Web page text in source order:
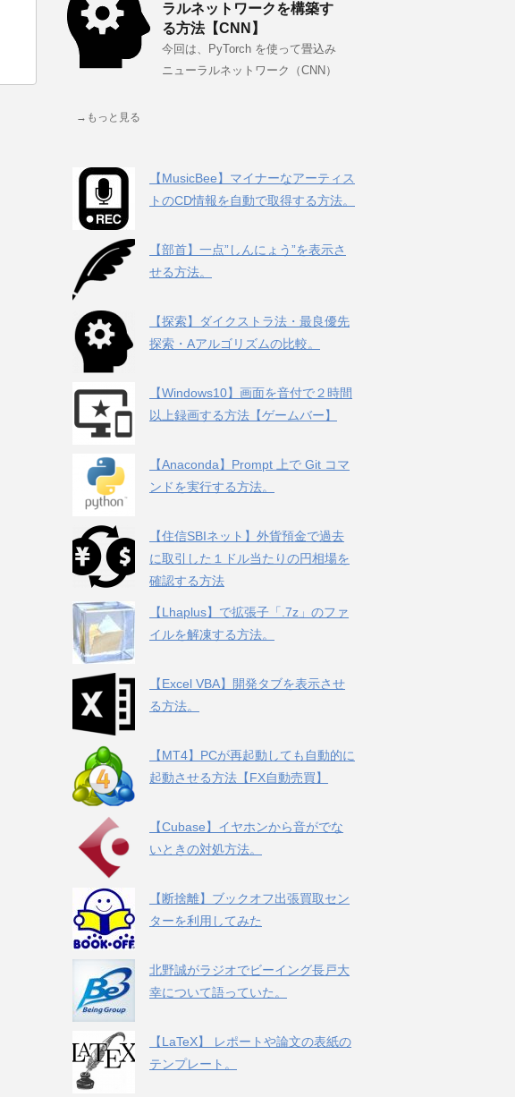
ラルネットワークを構築す
る方法【CNN】
今回は、PyTorch を使って畳込み
ニューラルネットワーク（CNN）
→もっと見る
【MusicBee】マイナーなアーティス
トのCD情報を自動で取得する方法。
【部首】一点”しんにょう”を表示さ
せる方法。
【探索】ダイクストラ法・最良優先
探索・Aアルゴリズムの比較。
【Windows10】画面を音付で２時間
以上録画する方法【ゲームバー】
【Anaconda】Prompt 上で Git コマ
ンドを実行する方法。
【住信SBIネット】外貨預金で過去
に取引した１ドル当たりの円相場を
確認する方法
【Lhaplus】で拡張子「.7z」のファ
イルを解凍する方法。
【Excel VBA】開発タブを表示させ
る方法。
【MT4】PCが再起動しても自動的に
起動させる方法【FX自動売買】
【Cubase】イヤホンから音がでな
いときの対処方法。
【断捨離】ブックオフ出張買取セン
ターを利用してみた
北野誠がラジオでビーイング長戸大
幸について語っていた。
【LaTeX】 レポートや論文の表紙の
テンプレート。